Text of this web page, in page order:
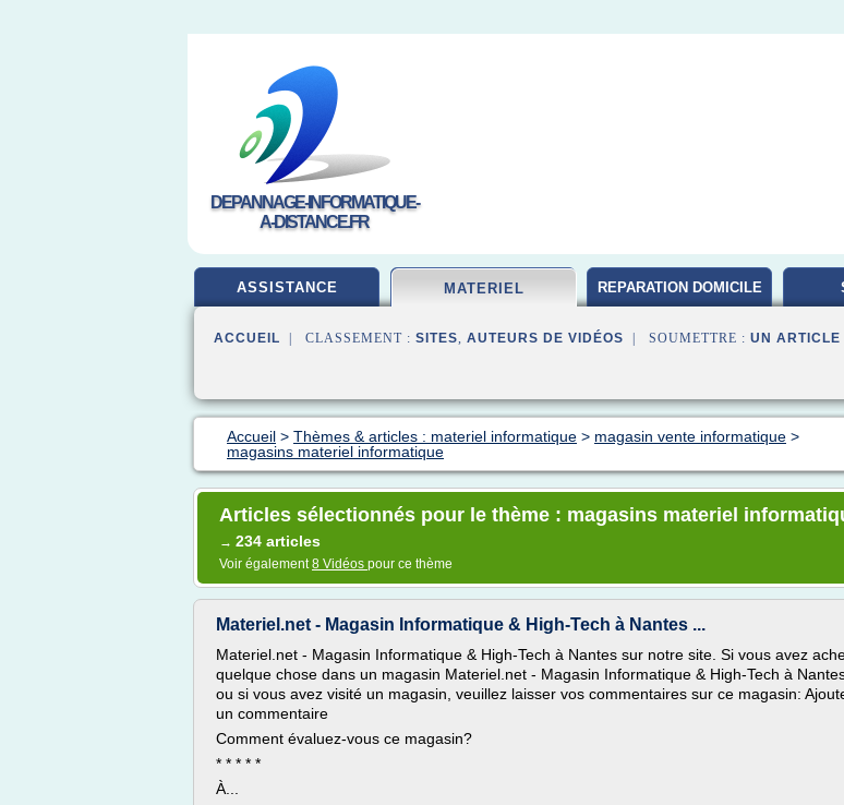
DEPANNAGE-INFORMATIQUE-
A-DISTANCE.FR
ASSISTANCE MATERIEL REPARATION DOMICILE
ACCUEIL | CLASSEMENT : SITES, AUTEURS DE VIDÉOS | SOUMETTRE : UN ARTICLE
Accueil > Thèmes & articles : materiel informatique > magasin vente informatique >
magasins materiel informatique
Articles sélectionnés pour le thème : magasins materiel
→ 234 articles
Voir également8 Vidéos pour ce thème
Materiel.net - Magasin Informatique & High-Tech à Nantes ...
Materiel.net - Magasin Informatique & High-Tech à Nantes sur notre site. Si vous avez
quelque chose dans un magasin Materiel.net - Magasin Informatique & High-Tech à
ou si vous avez visité un magasin, veuillez laisser vos commentaires sur ce magasin:
un commentaire
Comment évaluez-vous ce magasin?
* * * * *
À...